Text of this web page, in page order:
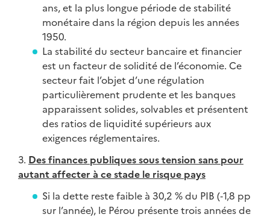
ans, et la plus longue période de stabilité
monétaire dans la région depuis les années
1950.
La stabilité du secteur bancaire et financier
est un facteur de solidité de l’économie. Ce
secteur fait l’objet d’une régulation
particulièrement prudente et les banques
apparaissent solides, solvables et présentent
des ratios de liquidité supérieurs aux
exigences réglementaires.
3. Des finances publiques sous tension sans pour
autant affecter à ce stade le risque pays
Si la dette reste faible à 30,2 % du PIB (‑1,8 pp
sur l’année), le Pérou présente trois années de